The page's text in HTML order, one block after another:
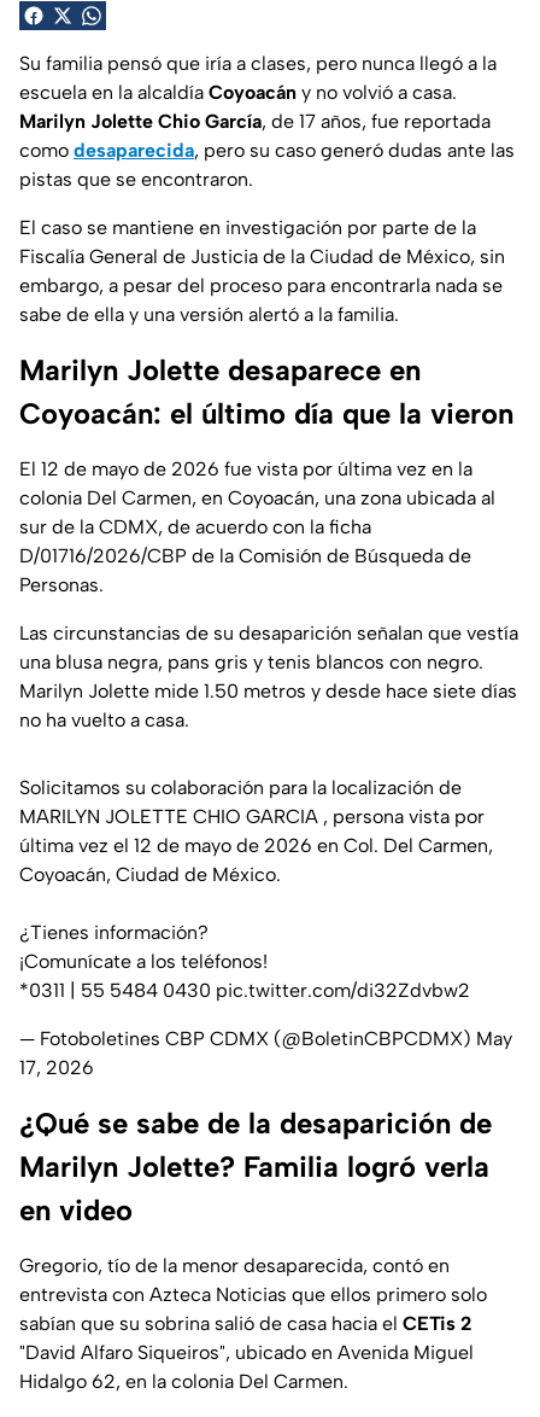
Su familia pensó que iría a clases, pero nunca llegó a la
escuela en la alcaldía Coyoacán y no volvió a casa.
Marilyn Jolette Chio García, de 17 años, fue reportada
como desaparecida, pero su caso generó dudas ante las
pistas que se encontraron.
El caso se mantiene en investigación por parte de la
Fiscalía General de Justicia de la Ciudad de México, sin
embargo, a pesar del proceso para encontrarla nada se
sabe de ella y una versión alertó a la familia.
Marilyn Jolette desaparece en
Coyoacán: el último día que la vieron
El 12 de mayo de 2026 fue vista por última vez en la
colonia Del Carmen, en Coyoacán, una zona ubicada al
sur de la CDMX, de acuerdo con la ficha
D/01716/2026/CBP de la Comisión de Búsqueda de
Personas.
Las circunstancias de su desaparición señalan que vestía
una blusa negra, pans gris y tenis blancos con negro.
Marilyn Jolette mide 1.50 metros y desde hace siete días
no ha vuelto a casa.
Solicitamos su colaboración para la localización de
MARILYN JOLETTE CHIO GARCIA , persona vista por
última vez el 12 de mayo de 2026 en Col. Del Carmen,
Coyoacán, Ciudad de México.
¿Tienes información?
¡Comunícate a los teléfonos!
*0311 | 55 5484 0430 pic.twitter.com/di32Zdvbw2
— Fotoboletines CBP CDMX (@BoletinCBPCDMX) May
17, 2026
¿Qué se sabe de la desaparición de
Marilyn Jolette? Familia logró verla
en video
Gregorio, tío de la menor desaparecida, contó en
entrevista con Azteca Noticias que ellos primero solo
sabían que su sobrina salió de casa hacia el CETis 2
"David Alfaro Siqueiros", ubicado en Avenida Miguel
Hidalgo 62, en la colonia Del Carmen.